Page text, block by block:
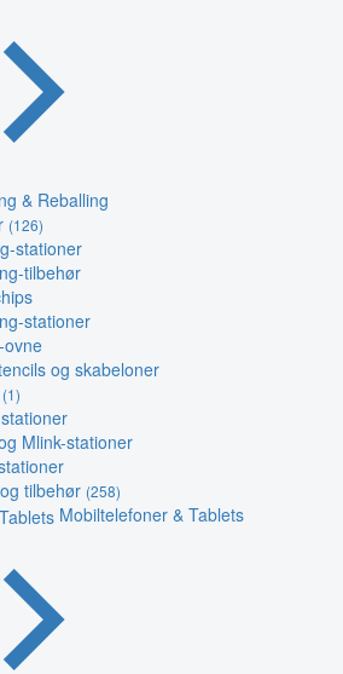
& Reballing
(126)
stationer
tilbehør
stationer
ovne
og skabeloner
(1)
Mlink-stationer
tilbehør (258)
Mobiltelefoner & Tablets